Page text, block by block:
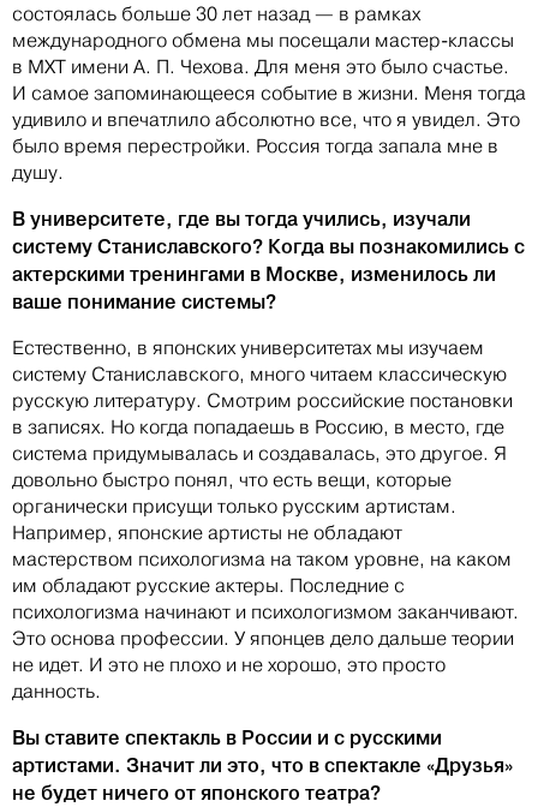
состоялась больше 30 лет назад — в рамках
международного обмена мы посещали мастер-классы
в МХТ имени А. П. Чехова. Для меня это было счастье.
И самое запоминающееся событие в жизни. Меня тогда
удивило и впечатлило абсолютно все, что я увидел. Это
было время перестройки. Россия тогда запала мне в
душу.
В университете, где вы тогда учились, изучали
систему Станиславского? Когда вы познакомились с
актерскими тренингами в Москве, изменилось ли
ваше понимание системы?
Естественно, в японских университетах мы изучаем
систему Станиславского, много читаем классическую
русскую литературу. Смотрим российские постановки
в записях. Но когда попадаешь в Россию, в место, где
система придумывалась и создавалась, это другое. Я
довольно быстро понял, что есть вещи, которые
органически присущи только русским артистам.
Например, японские артисты не обладают
мастерством психологизма на таком уровне, на каком
им обладают русские актеры. Последние с
психологизма начинают и психологизмом заканчивают.
Это основа профессии. У японцев дело дальше теории
не идет. И это не плохо и не хорошо, это просто
данность.
Вы ставите спектакль в России и с русскими
артистами. Значит ли это, что в спектакле «Друзья»
не будет ничего от японского театра?